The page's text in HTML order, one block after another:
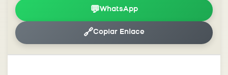
💬WhatsApp
🔗Copiar Enlace